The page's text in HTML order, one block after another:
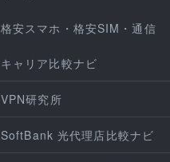
格安スマホ・格安SIM・通信
キャリア比較ナビ
VPN研究所
SoftBank 光代理店比較ナビ